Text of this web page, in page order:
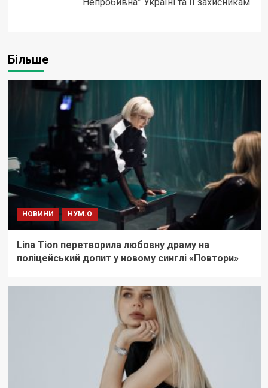
Більше
НОВИНИ НУМ.О
Lina Tion перетворила любовну драму на
поліцейський допит у новому синглі «Повтори»